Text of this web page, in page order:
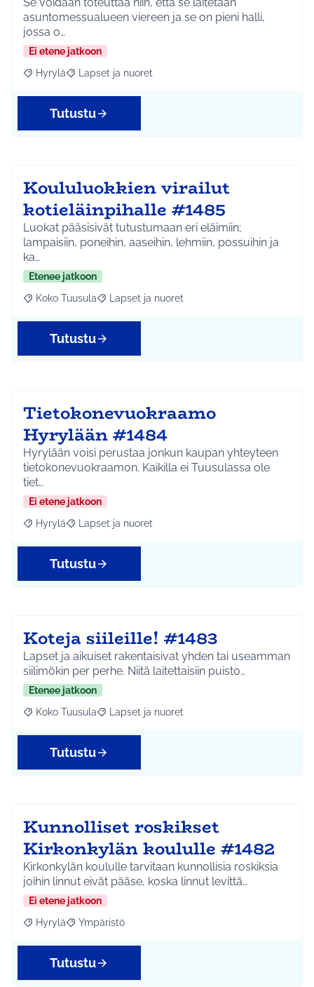
asuntomessualueen viereen ja se on pieni halli,
jossa o…
Ei etene jatkoon
Rajaa tulokset aihepiirin mukaan: Hyrylä
Hyrylä Rajaa tulokset teeman mukaan: Lapset ja nuoret
Lapset ja nuoret
Tutustu
Koululuokkien virailut
kotieläinpihalle #1485
Luokat pääsisivät tutustumaan eri eläimiin;
lampaisiin, poneihin, aaseihin, lehmiin, possuihin ja
ka…
Etenee jatkoon
Rajaa tulokset aihepiirin mukaan: Koko Tuusula
Koko Tuusula Rajaa tulokset teeman mukaan: Lapset ja
Lapset ja nuoret
Tutustu
Tietokonevuokraamo
Hyrylään #1484
Hyrylään voisi perustaa jonkun kaupan yhteyteen
tietokonevuokraamon. Kaikilla ei Tuusulassa ole
tiet…
Ei etene jatkoon
Rajaa tulokset aihepiirin mukaan: Hyrylä
Hyrylä Rajaa tulokset teeman mukaan: Lapset ja nuoret
Lapset ja nuoret
Tutustu
Koteja siileille! #1483
Lapset ja aikuiset rakentaisivat yhden tai useamman
siilimökin per perhe. Niitä laitettaisiin puisto…
Etenee jatkoon
Rajaa tulokset aihepiirin mukaan: Koko Tuusula
Koko Tuusula Rajaa tulokset teeman mukaan: Lapset ja
Lapset ja nuoret
Tutustu
Kunnolliset roskikset
Kirkonkylän koululle #1482
Kirkonkylän koululle tarvitaan kunnollisia roskiksia
joihin linnut eivät pääse, koska linnut levittä…
Ei etene jatkoon
Rajaa tulokset aihepiirin mukaan: Hyrylä
Hyrylä Rajaa tulokset teeman mukaan: Ympäristö
Ympäristö
Tutustu